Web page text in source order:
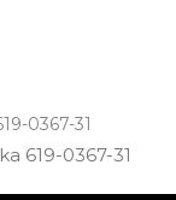
0367-31
619­-0367­-31